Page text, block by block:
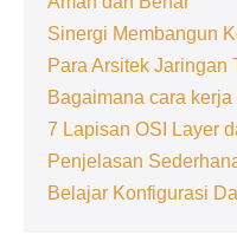
Sinergi Membangun
Para Arsitek Jaringan
Bagaimana cara kerja
7 Lapisan OSI Layer
Penjelasan
Belajar Konfigurasi